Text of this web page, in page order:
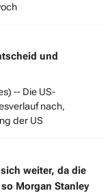
und
-- Die US-
nach,
der US
weiter, da die
Morgan Stanley